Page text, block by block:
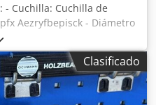
- Cuchilla: Cuchilla de
Aezryfbepisck - Diámetro
- Orificio: 50 mm -
Clasificado